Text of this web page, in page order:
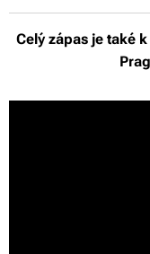
Celý zápas je také